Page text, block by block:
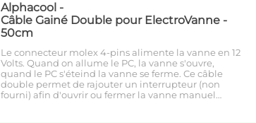
Alphacool -
Câble Gainé Double pour ElectroVanne -
50cm
Le connecteur molex 4-pins alimente la vanne en 12
Volts. Quand on allume le PC, la vanne s'ouvre,
quand le PC s'éteind la vanne se ferme. Ce câble
double permet de rajouter un interrupteur (non
fourni) afin d'ouvrir ou fermer la vanne manuel…